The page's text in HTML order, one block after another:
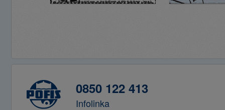
0850 122 413
Infolinka